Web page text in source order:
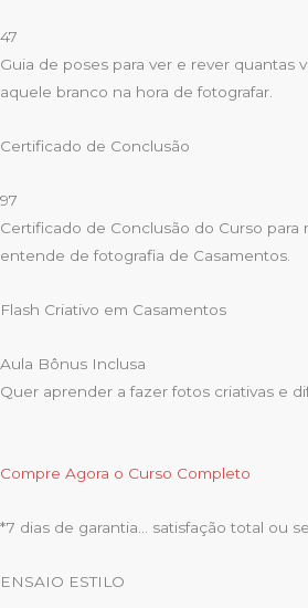
47
Guia de poses para ver e rever quantas
aquele branco na hora de fotografar.
Certificado de Conclusão
97
Certificado de Conclusão do Curso para
entende de fotografia de Casamentos.
Flash Criativo em Casamentos
Aula Bônus Inclusa
Quer aprender a fazer fotos criativas e
Compre Agora o Curso Completo
*7 dias de garantia… satisfação total ou
ENSAIO ESTILO